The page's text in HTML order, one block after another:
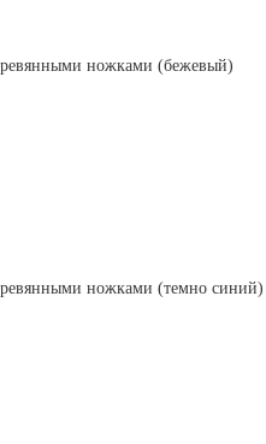
ножками (бежевый)
ножками (темно синий)